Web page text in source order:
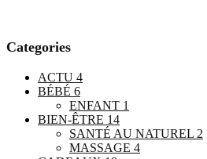
Categories
ACTU 4
BÉBÉ 6
ENFANT 1
BIEN-ÊTRE 14
SANTÉ AU NATUREL 2
MASSAGE 4